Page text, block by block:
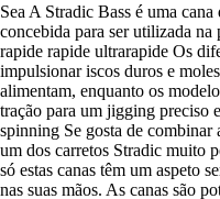
Sea A Stradic Bass é uma
concebida para ser utilizada na
rapide rapide ultrarapide Os
impulsionar iscos duros e
alimentam, enquanto os
tração para um jigging preciso
spinning Se gosta de combinar
um dos carretos Stradic muito
só estas canas têm um aspeto
nas suas mãos. As canas são